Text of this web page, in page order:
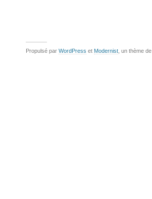
Propulsé par WordPress et Modernist , un thème de